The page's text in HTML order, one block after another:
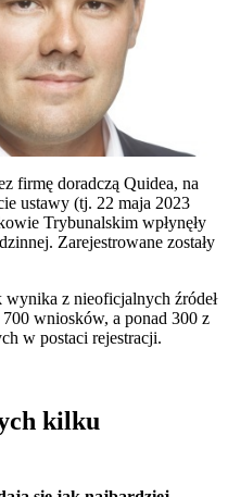
firmę doradczą Quidea, na
ustawy (tj. 22 maja 2023
Trybunalskim wpłynęły
Zarejestrowane zostały
wynika z nieoficjalnych źródeł
700 wniosków, a ponad 300 z
w postaci rejestracji.
kilku